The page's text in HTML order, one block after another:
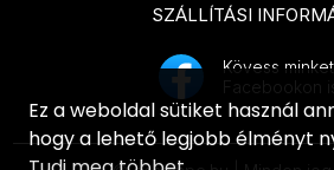
TUBADZIN Cadence
TUBADZIN Goldgreen
ARTÉ Vinaros termékcsalád
ARTÉ Pinia termékcsalád
PIEMME Artdesia termékcsalád
VITACER Unik termékcsalád
SZÁLLÍTÁSI
Kövess
Facebookon is!
Ez a weboldal sütiket használ
hogy a lehető legjobb élményt